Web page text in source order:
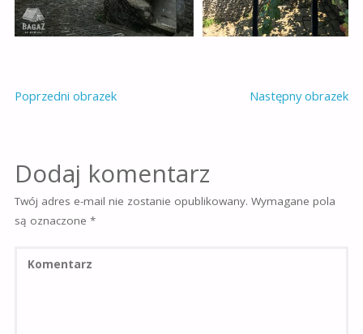
Poprzedni obrazek Następny obrazek
Dodaj komentarz
Twój adres e-mail nie zostanie opublikowany. Wymagane pola
są oznaczone *